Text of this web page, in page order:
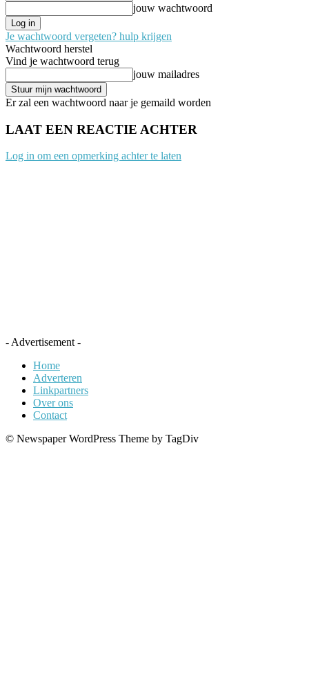
jouw wachtwoord
Je wachtwoord vergeten? hulp krijgen
Wachtwoord herstel
Vind je wachtwoord terug
jouw mailadres
Er zal een wachtwoord naar je gemaild worden
LAAT EEN REACTIE ACHTER
Log in om een opmerking achter te laten
- Advertisement -
Home
Adverteren
Linkpartners
Over ons
Contact
© Newspaper WordPress Theme by TagDiv